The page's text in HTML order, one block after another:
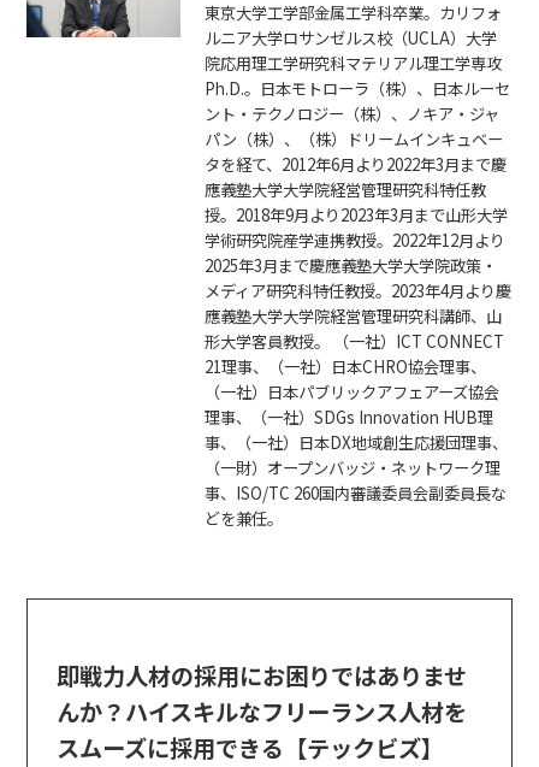
東京大学工学部金属工学科卒業。カリフォ
ルニア大学ロサンゼルス校（UCLA）大学
院応用理工学研究科マテリアル理工学専攻
Ph.D.。日本モトローラ（株）、日本ルーセ
ント・テクノロジー（株）、ノキア・ジャ
パン（株）、（株）ドリームインキュベー
タを経て、2012年6月より2022年3月まで慶
應義塾大学大学院経営管理研究科特任教
授。2018年9月より2023年3月まで山形大学
学術研究院産学連携教授。2022年12月より
2025年3月まで慶應義塾大学大学院政策・
メディア研究科特任教授。2023年4月より慶
應義塾大学大学院経営管理研究科講師、山
形大学客員教授。 （一社）ICT CONNECT
21理事、（一社）日本CHRO協会理事、
（一社）日本パブリックアフェアーズ協会
理事、（一社）SDGs Innovation HUB理
事、（一社）日本DX地域創生応援団理事、
（一財）オープンバッジ・ネットワーク理
事、ISO/TC 260国内審議委員会副委員長な
どを兼任。
即戦力人材の採用にお困りではありませ
んか？ハイスキルなフリーランス人材を
スムーズに採用できる【テックビズ】